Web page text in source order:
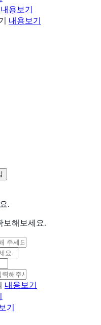
생성기
CRM 솔루션
내용보기
내용보기
.
보해보세요.
내용보기
기